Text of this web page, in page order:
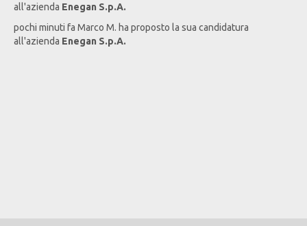
all'azienda Enegan S.p.A.
pochi minuti fa Marco M. ha proposto la sua candidatura
all'azienda Enegan S.p.A.